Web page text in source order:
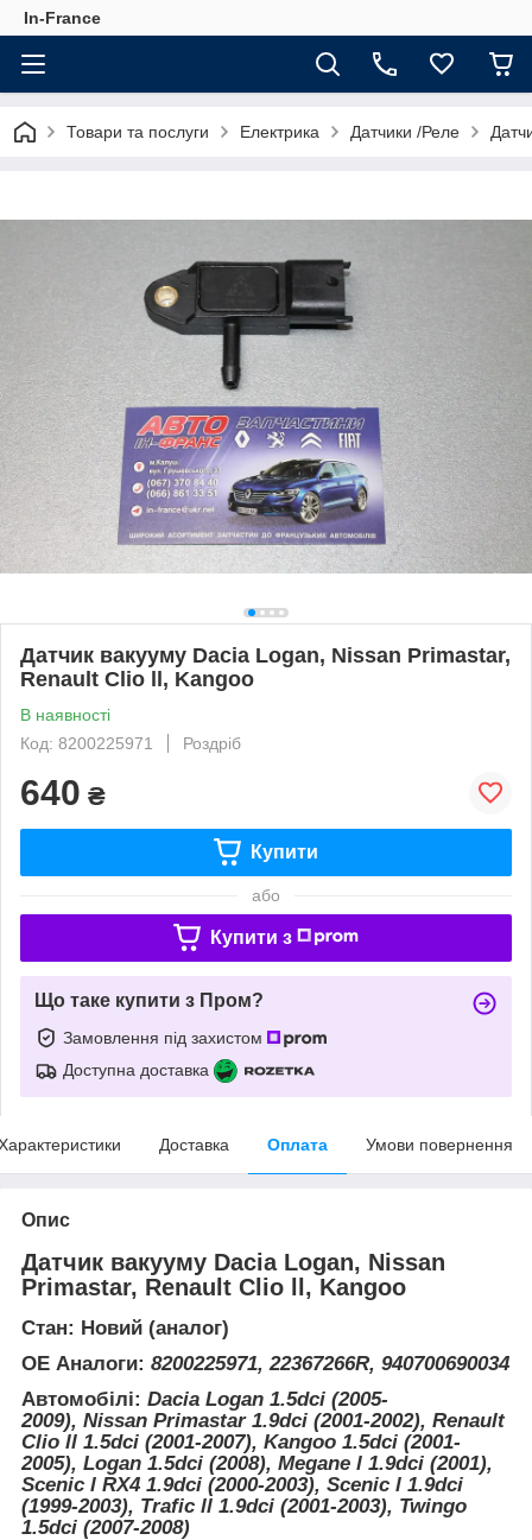
In-France
Товари та послуги Електрика Датчики /Реле
Датчик вакууму Dacia Logan, Nissan Primastar,
Renault Clio ll, Kangoo
В наявності
Код: 8200225971
Роздріб
640 ₴
Купити
або
Купити з
Що таке купити з Пром?
Замовлення під захистом
Доступна доставка
Доставка Оплата Умови повернення
Опис
Датчик вакууму Dacia Logan, Nissan
Primastar, Renault Clio ll, Kangoo
Стан: Новий (аналог)
ОЕ Аналоги: 8200225971, 22367266R, 940700690034
Автомобілі: Dacia Logan 1.5dci (2005-
2009), Nissan Primastar 1.9dci (2001-2002), Renault
Clio ll 1.5dci (2001-2007), Kangoo 1.5dci (2001-
2005), Logan 1.5dci (2008), Megane l 1.9dci (2001),
Scenic l RX4 1.9dci (2000-2003), Scenic l 1.9dci
(1999-2003), Trafic ll 1.9dci (2001-2003), Twingo
1.5dci (2007-2008)